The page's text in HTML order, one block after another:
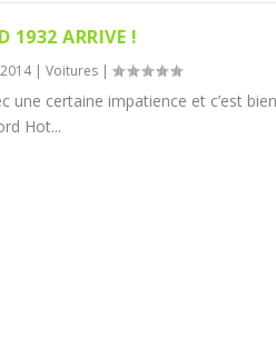
1932 ARRIVE !
| Voitures|
une certaine impatience et c’est bien
Hot...